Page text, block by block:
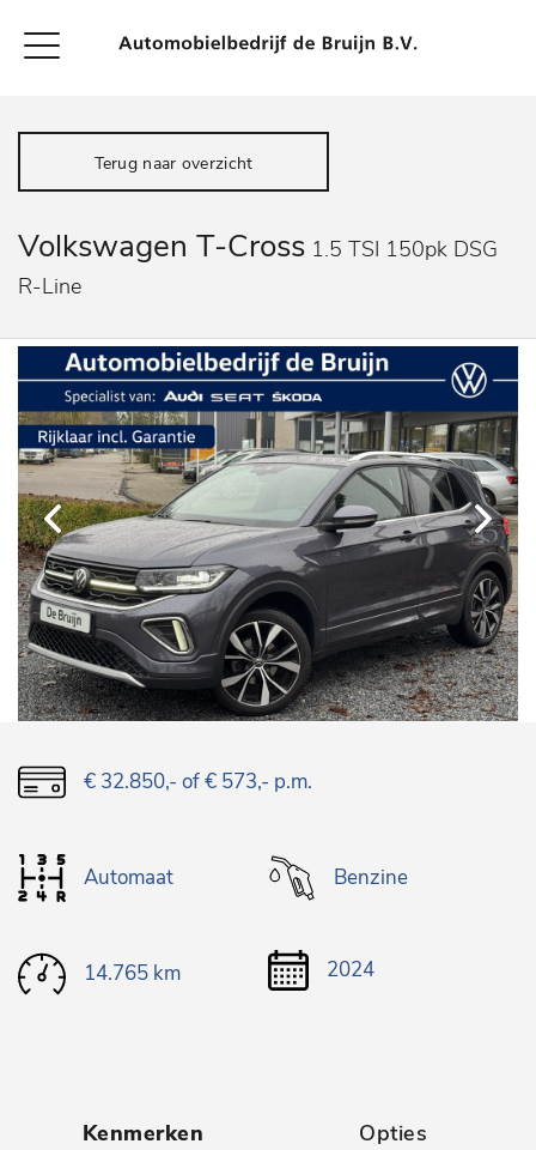
Terug naar overzicht
Volkswagen T-Cross 1.5 TSI 150pk DSG
R-Line
€ 32.850,- of € 573,- p.m.
Automaat Benzine
14.765 km 2024
Kenmerken Opties